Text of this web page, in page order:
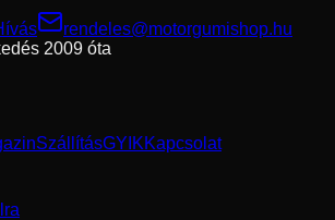
rendeles@motorgumishop.hu
2009 óta
SzállításGYIKKapcsolat